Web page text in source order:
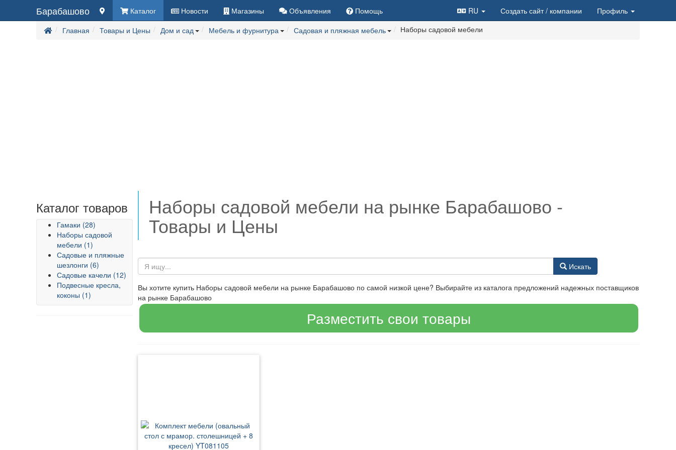
Барабашово Каталог Новости Магазины Объявления Помощь RU Создать сайт/ компании
Профиль
Главная
Товары и Цены Дом и сад Мебель и фурнитура Садовая и пляжная мебель Наборы садовой мебели
Каталог товаров
Гамаки (28)
Наборы садовой
мебели (1)
Садовые и пляжные
шезлонги (6)
Садовые качели (12)
Подвесные кресла,
коконы (1)
Наборы садовой мебели на рынке Барабашово -
Товары и Цены
Искать
Вы хотите купить Наборы садовой мебели на рынке Барабашово по самой низкой цене? Выбирайте из каталога предложений надежных поставщиков
на рынке Барабашово
Разместить свои товары